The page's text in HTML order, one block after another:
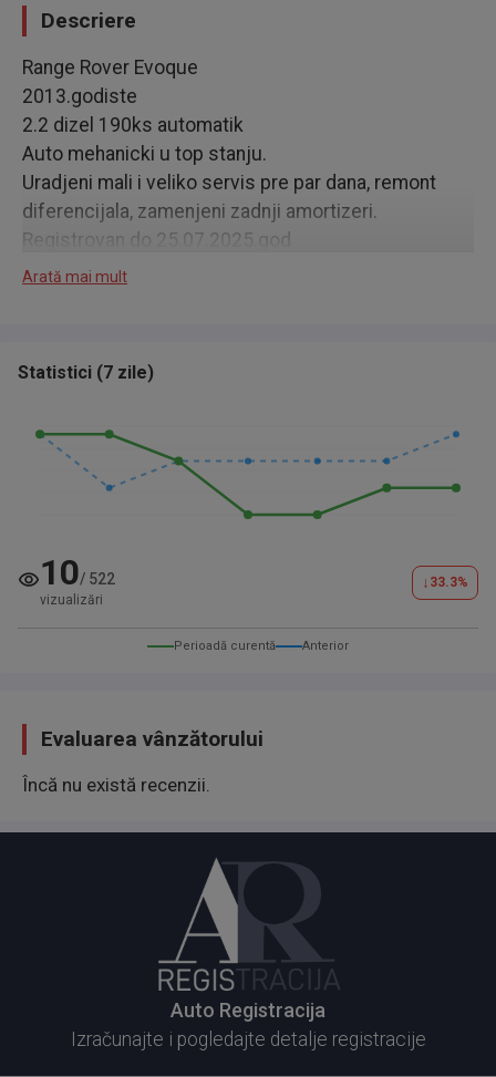
Descriere
Range Rover Evoque
2013.godiste
2.2 dizel 190ks automatik
Auto mehanicki u top stanju.
Uradjeni mali i veliko servis pre par dana, remont
diferencijala, zamenjeni zadnji amortizeri.
Registrovan do 25.07.2025.god
Presao 160.000 pravih km. Moze svaka provera u
Arată mai mult
Statistici (7 zile)
10/ 522
vizualizări
↓ 33.3%
Perioadă curentă Anterior
Evaluarea vânzătorului
Încă nu există recenzii.
Auto Registracija
Izračunajte i pogledajte detalje registracije